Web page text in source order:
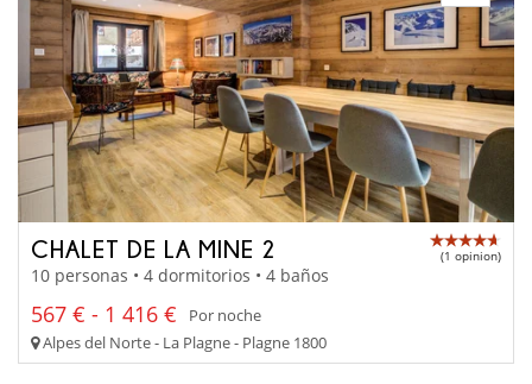
CHALET DE LA MINE 2 (1 opinion)
10 personas • 4 dormitorios • 4 baños
567 € - 1 416 €
Por noche
Alpes del Norte - La Plagne - Plagne 1800